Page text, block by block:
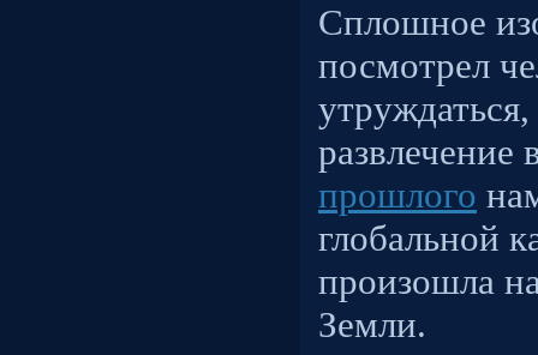
Сплошное
посмотрел
прошлого
глобальной
произошла
Земли.